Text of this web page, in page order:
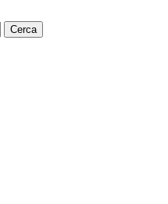
Cerca